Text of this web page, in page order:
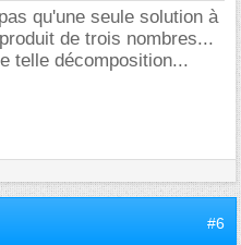
qu'une seule solution à
de trois nombres...
telle décomposition...
#6